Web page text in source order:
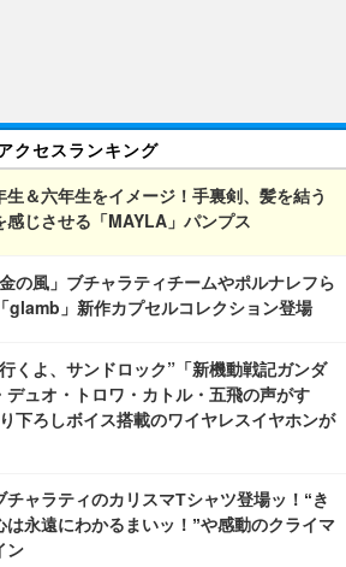
クセスランキング
生＆六年生をイメージ！手裏剣、髪を結う
じさせる「MAYLA」パンプス
の風」ブチャラティチームやポルナレフら
glamb」新作カプセルコレクション登場
くよ、サンドロック”「新機動戦記ガンダ
デュオ・トロワ・カトル・五飛の声がす
下ろしボイス搭載のワイヤレスイヤホンが
チャラティのカリスマTシャツ登場ッ！“き
は永遠にわかるまいッ！”や感動のクライマ
ン